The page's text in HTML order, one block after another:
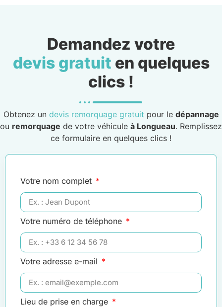
Demandez votre
devis gratuit en quelques
clics !
Obtenez un devis remorquage gratuit pour le dépannage
ou remorquage de votre véhicule à Longueau. Remplissez
ce formulaire en quelques clics !
Votre nom complet
Votre numéro de téléphone
Votre adresse e-mail
Lieu de prise en charge